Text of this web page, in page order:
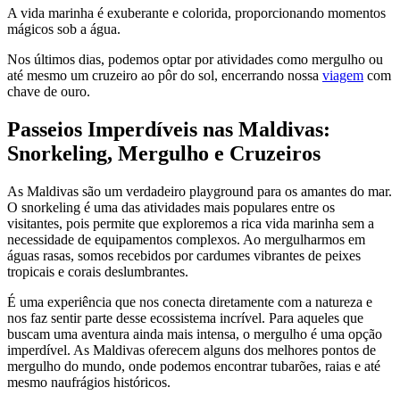
A vida marinha é exuberante e colorida, proporcionando momentos
mágicos sob a água.
Nos últimos dias, podemos optar por atividades como mergulho ou
até mesmo um cruzeiro ao pôr do sol, encerrando nossa viagem com
chave de ouro.
Passeios Imperdíveis nas Maldivas:
Snorkeling, Mergulho e Cruzeiros
As Maldivas são um verdadeiro playground para os amantes do mar.
O snorkeling é uma das atividades mais populares entre os
visitantes, pois permite que exploremos a rica vida marinha sem a
necessidade de equipamentos complexos. Ao mergulharmos em
águas rasas, somos recebidos por cardumes vibrantes de peixes
tropicais e corais deslumbrantes.
É uma experiência que nos conecta diretamente com a natureza e
nos faz sentir parte desse ecossistema incrível. Para aqueles que
buscam uma aventura ainda mais intensa, o mergulho é uma opção
imperdível. As Maldivas oferecem alguns dos melhores pontos de
mergulho do mundo, onde podemos encontrar tubarões, raias e até
mesmo naufrágios históricos.